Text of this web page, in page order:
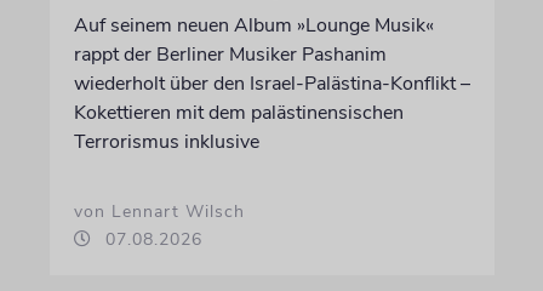
Auf seinem neuen Album »Lounge Musik«
rappt der Berliner Musiker Pashanim
wiederholt über den Israel-Palästina-Konflikt –
Kokettieren mit dem palästinensischen
Terrorismus inklusive
von Lennart Wilsch
07.08.2026